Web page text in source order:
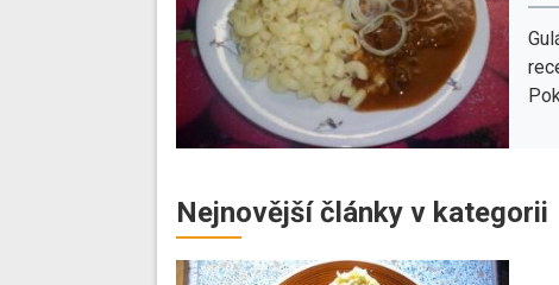
Nejnovější články v kategorii